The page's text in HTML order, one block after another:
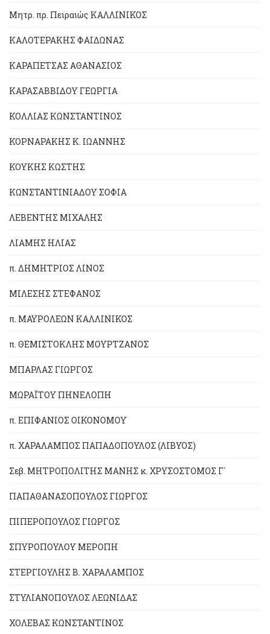
Μητρ. πρ. Πειραιώς ΚΑΛΛΙΝΙΚΟΣ
ΚΑΛΟΤΕΡΑΚΗΣ ΦΑΙΔΩΝΑΣ
ΚΑΡΑΠΕΤΣΑΣ ΑΘΑΝΑΣΙΟΣ
ΚΑΡΑΣΑΒΒΙΔΟΥ ΓΕΩΡΓΙΑ
ΚΟΛΛΙΑΣ ΚΩΝΣΤΑΝΤΙΝΟΣ
ΚΟΡΝΑΡΑΚΗΣ Κ. ΙΩΑΝΝΗΣ
ΚΟΥΚΗΣ ΚΩΣΤΗΣ
ΚΩΝΣΤΑΝΤΙΝΙΑΔΟΥ ΣΟΦΙΑ
ΛΕΒΕΝΤΗΣ ΜΙΧΑΛΗΣ
ΛΙΑΜΗΣ ΗΛΙΑΣ
π. ΔΗΜΗΤΡΙΟΣ ΛΙΝΟΣ
ΜΙΛΕΣΗΣ ΣΤΕΦΑΝΟΣ
π. ΜΑΥΡΟΛΕΩΝ ΚΑΛΛΙΝΙΚΟΣ
π. ΘΕΜΙΣΤΟΚΛΗΣ ΜΟΥΡΤΖΑΝΟΣ
ΜΠΑΡΛΑΣ ΓΙΩΡΓΟΣ
ΜΩΡΑΪΤΟΥ ΠΗΝΕΛΟΠΗ
π. ΕΠΙΦΑΝΙΟΣ ΟΙΚΟΝΟΜΟΥ
π. ΧΑΡΑΛΑΜΠΟΣ ΠΑΠΑΔΟΠΟΥΛΟΣ (ΛΙΒΥΟΣ)
Σεβ. ΜΗΤΡΟΠΟΛΙΤΗΣ ΜΑΝΗΣ κ. ΧΡΥΣΟΣΤΟΜΟΣ Γ´
ΠΑΠΑΘΑΝΑΣΟΠΟΥΛΟΣ ΓΙΩΡΓΟΣ
ΠΙΠΕΡΟΠΟΥΛΟΣ ΓΙΩΡΓΟΣ
ΣΠΥΡΟΠΟΥΛΟΥ ΜΕΡΟΠΗ
ΣΤΕΡΓΙΟΥΛΗΣ Β. ΧΑΡΑΛΑΜΠΟΣ
ΣΤΥΛΙΑΝΟΠΟΥΛΟΣ ΛΕΩΝΙΔΑΣ
ΧΟΛΕΒΑΣ ΚΩΝΣΤΑΝΤΙΝΟΣ